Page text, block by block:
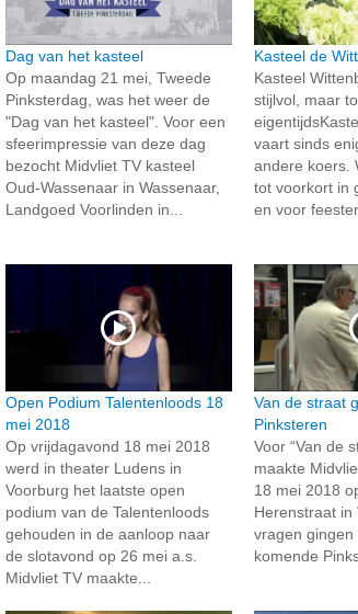
Dag van het kasteel
Op maandag 21 mei, Tweede
Pinksterdag, was het weer de
"Dag van het kasteel". Voor een
sfeerimpressie van deze dag
bezocht Midvliet TV kasteel
Oud-Wassenaar in Wassenaar,
Landgoed Voorlinden in...
Kasteel de
Kasteel
stijlvol, maar
vaart sinds
andere koers.
tot voorkort in
en voor
Open Podium Talentenloods 18
mei 2018
Op vrijdagavond 18 mei 2018
werd in theater Ludens in
Voorburg het laatste open
podium van de Talentenloods
gehouden in de aanloop naar
de slotavond op 26 mei a.s.
Midvliet TV maakte...
Van de straat
Pinksteren
Voor “Van de
maakte
18 mei 2018
Herenstraat in
vragen
komende